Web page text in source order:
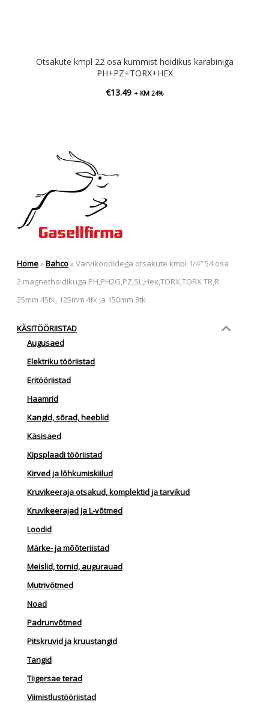
Otsakute kmpl 22 osa kummist hoidikus karabiniga
PH+PZ+TORX+HEX
€13.49 + KM 24%
Home»Bahco»Värvikoodidega otsakute kmpl 1/4″ 54 osa
2 magnethoidikuga PH,PH2G,PZ,SL,Hex,TORX,TORX TR,R
25mm 45tk, 125mm 4tk ja 150mm 3tk
KÄSITÖÖRIISTAD
Augusaed
Elektriku tööriistad
Eritööriistad
Haamrid
Kangid, sõrad, heeblid
Käsisaed
Kipsplaadi tööriistad
Kirved ja lõhkumiskiilud
Kruvikeeraja otsakud, komplektid ja tarvikud
Kruvikeerajad ja L-võtmed
Loodid
Märke- ja mõõteriistad
Meislid, tornid, augurauad
Mutrivõtmed
Noad
Padrunvõtmed
Pitskruvid ja kruustangid
Tangid
Tiigersae terad
Viimistlustööriistad